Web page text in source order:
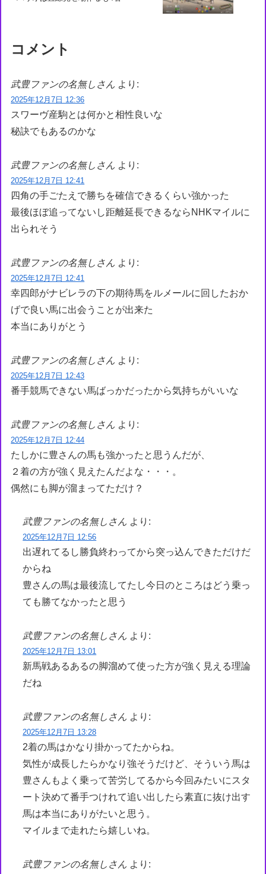
コメント
武豊ファンの名無しさん より:
2025年12月7日 12:36
スワーヴ産駒とは何かと相性良いな
秘訣でもあるのかな
武豊ファンの名無しさん より:
2025年12月7日 12:41
四角の手ごたえで勝ちを確信できるくらい強かった
最後ほぼ追ってないし距離延長できるならNHKマイルに
出られそう
武豊ファンの名無しさん より:
2025年12月7日 12:41
幸四郎がナビレラの下の期待馬をルメールに回したおか
げで良い馬に出会うことが出来た
本当にありがとう
武豊ファンの名無しさん より:
2025年12月7日 12:43
番手競馬できない馬ばっかだったから気持ちがいいな
武豊ファンの名無しさん より:
2025年12月7日 12:44
たしかに豊さんの馬も強かったと思うんだが、
２着の方が強く見えたんだよな・・・。
偶然にも脚が溜まってただけ？
武豊ファンの名無しさん より:
2025年12月7日 12:56
出遅れてるし勝負終わってから突っ込んできただけだ
からね
豊さんの馬は最後流してたし今日のところはどう乗っ
ても勝てなかったと思う
武豊ファンの名無しさん より:
2025年12月7日 13:01
新馬戦あるあるの脚溜めて使った方が強く見える理論
だね
武豊ファンの名無しさん より:
2025年12月7日 13:28
2着の馬はかなり掛かってたからね。
気性が成長したらかなり強そうだけど、そういう馬は
豊さんもよく乗って苦労してるから今回みたいにスタ
ート決めて番手つけれて追い出したら素直に抜け出す
馬は本当にありがたいと思う。
マイルまで走れたら嬉しいね。
武豊ファンの名無しさん より: